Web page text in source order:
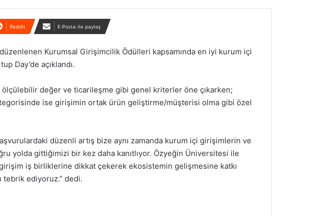
Reddit E-Posta ile paylaş
Kurumsal Girişimcilik Ödülleri kapsamında en iyi kurum içi
Day’de açıklandı.
ölçülebilir değer ve ticarileşme gibi genel kriterler öne çıkarken;
ise girişimin ortak ürün geliştirme/müşterisi olma gibi özel
düzenli artış bize aynı zamanda kurum içi girişimlerin ve
yolda gittiğimizi bir kez daha kanıtlıyor. Özyeğin Üniversitesi ile
iş birliklerine dikkat çekerek ekosistemin gelişmesine katkı
tebrik ediyoruz.” dedi.